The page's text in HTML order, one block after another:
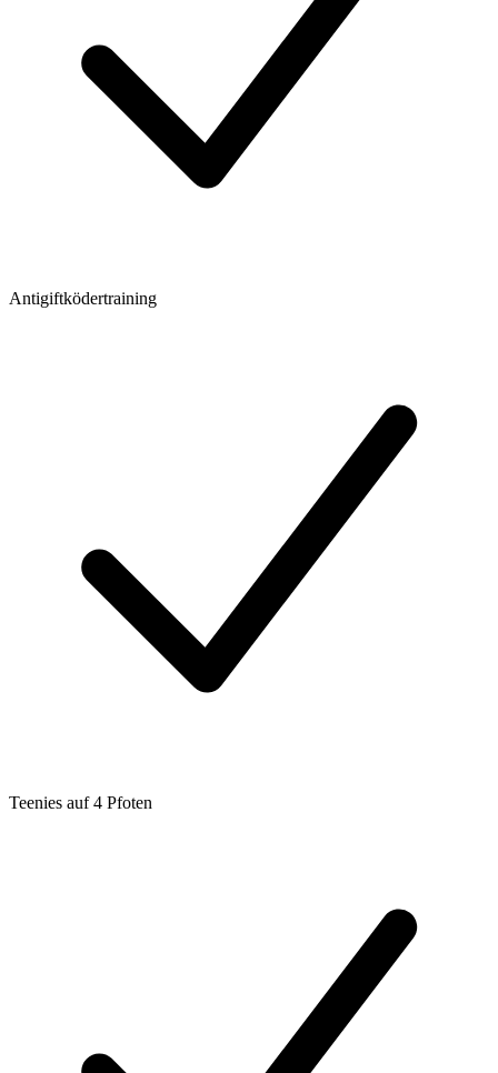
Antigiftködertraining
Teenies auf 4 Pfoten